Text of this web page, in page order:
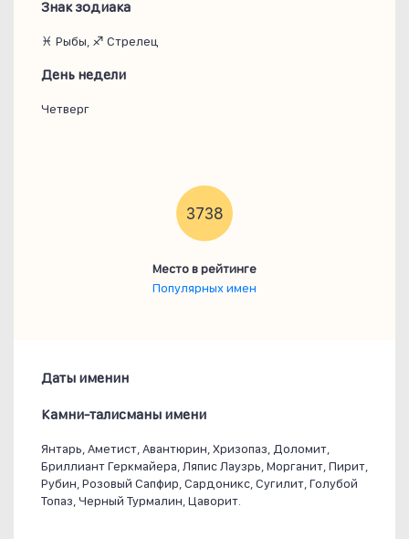
Знак зодиака
♓ Рыбы, ♐ Стрелец
День недели
Четверг
3738
Место в рейтинге
Популярных имен
Даты именин
Камни-талисманы имени
Янтарь, Аметист, Авантюрин, Хризопаз, Доломит,
Бриллиант Геркмайера, Ляпис Лаузрь, Морганит, Пирит,
Рубин, Розовый Сапфир, Сардоникс, Сугилит, Голубой
Топаз, Черный Турмалин, Цаворит.